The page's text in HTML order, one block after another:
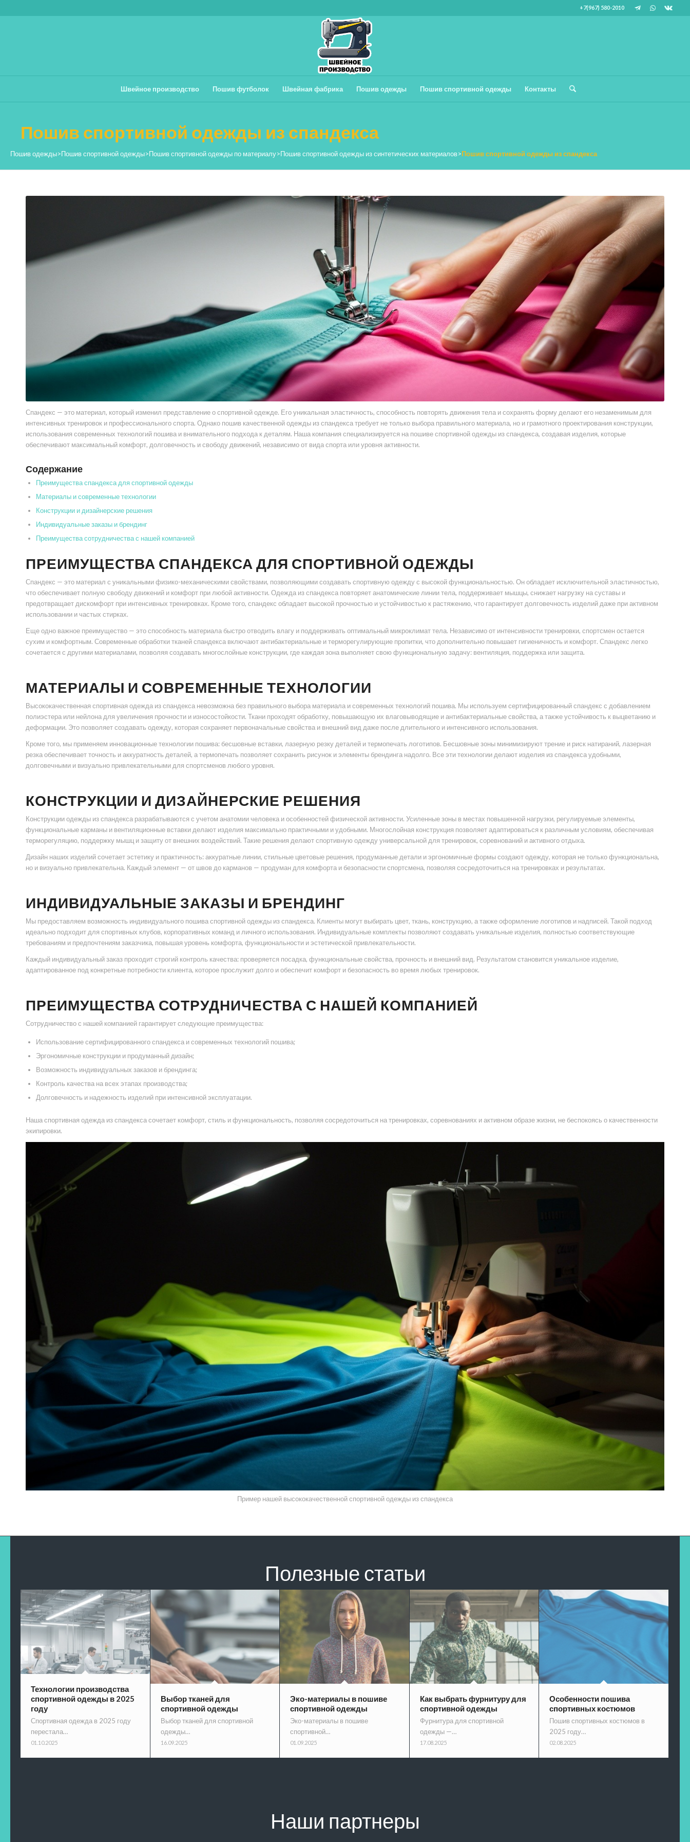
+7(967) 580-2010
Швейное производство Пошив футболок Швейная фабрика Пошив одежды Пошив спортивной одежды Контакты
Пошив спортивной одежды из спандекса
Пошив одежды>Пошив спортивной одежды>Пошив спортивной одежды по материалу>Пошив спортивной одежды из синтетических материалов>Пошив спортивной одежды из спандекса
Спандекс — это материал, который изменил представление о спортивной одежде. Его уникальная эластичность, способность повторять движения тела и сохранять форму делают его незаменимым для
интенсивных тренировок и профессионального спорта. Однако пошив качественной одежды из спандекса требует не только выбора правильного материала, но и грамотного проектирования конструкции,
использования современных технологий пошива и внимательного подхода к деталям. Наша компания специализируется на пошиве спортивной одежды из спандекса, создавая изделия, которые
обеспечивают максимальный комфорт, долговечность и свободу движений, независимо от вида спорта или уровня активности.
Содержание
Преимущества спандекса для спортивной одежды
Материалы и современные технологии
Конструкции и дизайнерские решения
Индивидуальные заказы и брендинг
Преимущества сотрудничества с нашей компанией
ПРЕИМУЩЕСТВА СПАНДЕКСА ДЛЯ СПОРТИВНОЙ ОДЕЖДЫ
Спандекс — это материал с уникальными физико-механическими свойствами, позволяющими создавать спортивную одежду с высокой функциональностью. Он обладает исключительной эластичностью,
что обеспечивает полную свободу движений и комфорт при любой активности. Одежда из спандекса повторяет анатомические линии тела, поддерживает мышцы, снижает нагрузку на суставы и
предотвращает дискомфорт при интенсивных тренировках. Кроме того, спандекс обладает высокой прочностью и устойчивостью к растяжению, что гарантирует долговечность изделий даже при активном
использовании и частых стирках.
Еще одно важное преимущество — это способность материала быстро отводить влагу и поддерживать оптимальный микроклимат тела. Независимо от интенсивности тренировки, спортсмен остается
сухим и комфортным. Современные обработки тканей спандекса включают антибактериальные и терморегулирующие пропитки, что дополнительно повышает гигиеничность и комфорт. Спандекс легко
сочетается с другими материалами, позволяя создавать многослойные конструкции, где каждая зона выполняет свою функциональную задачу: вентиляция, поддержка или защита.
МАТЕРИАЛЫ И СОВРЕМЕННЫЕ ТЕХНОЛОГИИ
Высококачественная спортивная одежда из спандекса невозможна без правильного выбора материала и современных технологий пошива. Мы используем сертифицированный спандекс с добавлением
полиэстера или нейлона для увеличения прочности и износостойкости. Ткани проходят обработку, повышающую их влаговыводящие и антибактериальные свойства, а также устойчивость к выцветанию и
деформации. Это позволяет создавать одежду, которая сохраняет первоначальные свойства и внешний вид даже после длительного и интенсивного использования.
Кроме того, мы применяем инновационные технологии пошива: бесшовные вставки, лазерную резку деталей и термопечать логотипов. Бесшовные зоны минимизируют трение и риск натираний, лазерная
резка обеспечивает точность и аккуратность деталей, а термопечать позволяет сохранить рисунок и элементы брендинга надолго. Все эти технологии делают изделия из спандекса удобными,
долговечными и визуально привлекательными для спортсменов любого уровня.
КОНСТРУКЦИИ И ДИЗАЙНЕРСКИЕ РЕШЕНИЯ
Конструкции одежды из спандекса разрабатываются с учетом анатомии человека и особенностей физической активности. Усиленные зоны в местах повышенной нагрузки, регулируемые элементы,
функциональные карманы и вентиляционные вставки делают изделия максимально практичными и удобными. Многослойная конструкция позволяет адаптироваться к различным условиям, обеспечивая
терморегуляцию, поддержку мышц и защиту от внешних воздействий. Такие решения делают спортивную одежду универсальной для тренировок, соревнований и активного отдыха.
Дизайн наших изделий сочетает эстетику и практичность: аккуратные линии, стильные цветовые решения, продуманные детали и эргономичные формы создают одежду, которая не только функциональна,
но и визуально привлекательна. Каждый элемент — от швов до карманов — продуман для комфорта и безопасности спортсмена, позволяя сосредоточиться на тренировках и результатах.
ИНДИВИДУАЛЬНЫЕ ЗАКАЗЫ И БРЕНДИНГ
Мы предоставляем возможность индивидуального пошива спортивной одежды из спандекса. Клиенты могут выбирать цвет, ткань, конструкцию, а также оформление логотипов и надписей. Такой подход
идеально подходит для спортивных клубов, корпоративных команд и личного использования. Индивидуальные комплекты позволяют создавать уникальные изделия, полностью соответствующие
требованиям и предпочтениям заказчика, повышая уровень комфорта, функциональности и эстетической привлекательности.
Каждый индивидуальный заказ проходит строгий контроль качества: проверяется посадка, функциональные свойства, прочность и внешний вид. Результатом становится уникальное изделие,
адаптированное под конкретные потребности клиента, которое прослужит долго и обеспечит комфорт и безопасность во время любых тренировок.
ПРЕИМУЩЕСТВА СОТРУДНИЧЕСТВА С НАШЕЙ КОМПАНИЕЙ
Сотрудничество с нашей компанией гарантирует следующие преимущества:
Использование сертифицированного спандекса и современных технологий пошива;
Эргономичные конструкции и продуманный дизайн;
Возможность индивидуальных заказов и брендинга;
Контроль качества на всех этапах производства;
Долговечность и надежность изделий при интенсивной эксплуатации.
Наша спортивная одежда из спандекса сочетает комфорт, стиль и функциональность, позволяя сосредоточиться на тренировках, соревнованиях и активном образе жизни, не беспокоясь о качественности
экипировки.
Пример нашей высококачественной спортивной одежды из спандекса
Полезные статьи
Технологии производства
спортивной одежды в 2025
году
Спортивная одежда в 2025 году
перестала…
01.10.2025
Выбор тканей для
спортивной одежды
Выбор тканей для спортивной
одежды…
16.09.2025
Эко-материалы в пошиве
спортивной одежды
Эко-материалы в пошиве
спортивной…
01.09.2025
Как выбрать фурнитуру для
спортивной одежды
Фурнитура для спортивной
одежды —…
17.08.2025
Особенности пошива
спортивных костюмов
Пошив спортивных костюмов в
2025 году…
02.08.2025
Наши партнеры